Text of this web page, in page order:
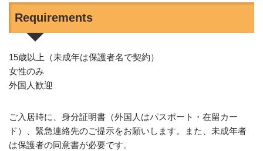
Requirements
15歳以上（未成年は保護者名で契約）
女性のみ
外国人歓迎
ご入居時に、身分証明書（外国人はパスポート・在留カー
ド）、緊急連絡先のご提示をお願いします。また、未成年者
は保護者の同意書が必要です。